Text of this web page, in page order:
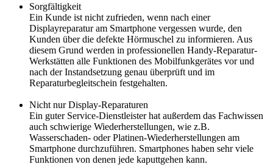
Sorgfältigkeit
Ein Kunde ist nicht zufrieden, wenn nach einer
Displayreparatur am Smartphone vergessen wurde, den
Kunden über die defekte Hörmuschel zu informieren. Aus
diesem Grund werden in professionellen Handy-Reparatur-
Werkstätten alle Funktionen des Mobilfunkgerätes vor und
nach der Instandsetzung genau überprüft und im
Reparaturbegleitschein festgehalten.
Nicht nur Display-Reparaturen
Ein guter Service-Dienstleister hat außerdem das Fachwissen
auch schwierige Wiederherstellungen, wie z.B.
Wasserschaden- oder Platinen-Wiederherstellungen am
Smartphone durchzuführen. Smartphones haben sehr viele
Funktionen von denen jede kaputtgehen kann.